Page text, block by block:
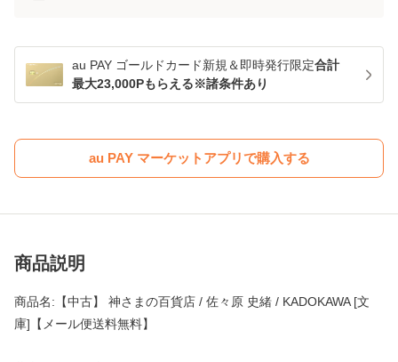
au PAY ゴールドカード新規＆即時発行限定合計
最大23,000Pもらえる※諸条件あり
au PAY マーケットアプリで購入する
商品説明
商品名:【中古】 神さまの百貨店 / 佐々原 史緒 / KADOKAWA [文
庫]【メール便送料無料】